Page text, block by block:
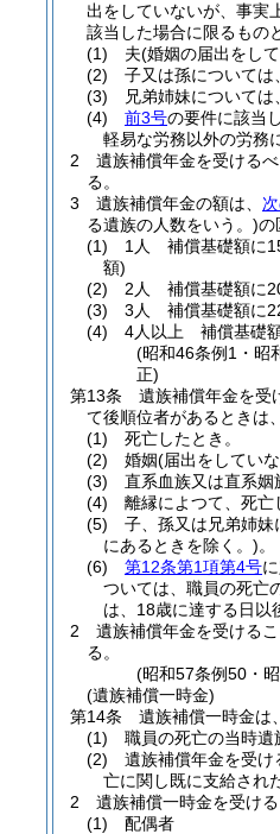
出をしていないが、事実
該当した場合に限るもの
(1)
夫(婚姻の届出をし
(2)
子又は孫については
(3)
兄弟姉妹について
(4)
前3号の要件に該当
軽易な労務以外の労務
2
遺族補償年金を受ける
る。
3
遺族補償年金の額は、
る遺族の人数をいう。)の
(1)
1人 補償基礎額に
額)
(2)
2人 補償基礎額に
(3)
3人 補償基礎額に
(4)
4人以上 補償基礎
(昭和46条例1・昭
正)
第13条
遺族補償年金を受
て後順位者があるときは
(1)
死亡したとき。
(2)
婚姻(届出をしてい
(3)
直系血族又は直系姻
(4)
離縁によつて、死亡
(5)
子、孫又は兄弟姉妹
にあるときを除く。)。
(6)
第12条第1項第4号
ついては、職員の死亡
は、18歳に達する日以
2
遺族補償年金を受ける
る。
(昭和57条例50・
(遺族補償一時金)
第14条
遺族補償一時金は
(1)
職員の死亡の当時遺
(2)
遺族補償年金を受
亡に関し既に支給され
2
遺族補償一時金を受け
(1)
配偶者